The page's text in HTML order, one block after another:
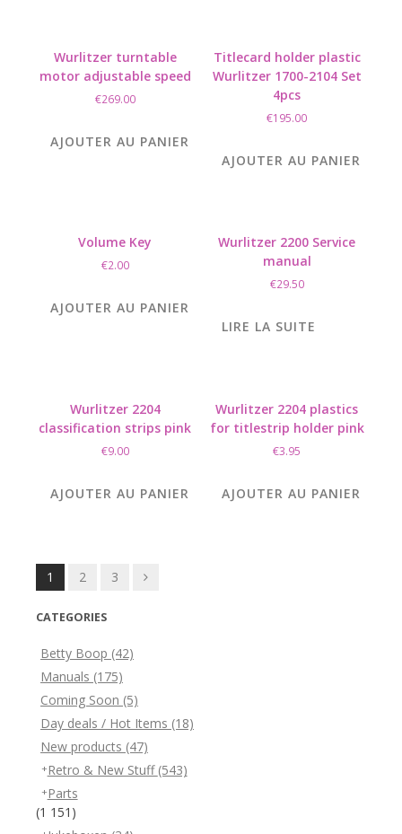
Wurlitzer turntable
motor adjustable speed
€269.00
AJOUTER AU PANIER
Titlecard holder plastic
Wurlitzer 1700-2104 Set
4pcs
€195.00
AJOUTER AU PANIER
Volume Key
€2.00
AJOUTER AU PANIER
Wurlitzer 2200 Service
manual
€29.50
LIRE LA SUITE
Wurlitzer 2204
classification strips pink
€9.00
AJOUTER AU PANIER
Wurlitzer 2204 plastics
for titlestrip holder pink
€3.95
AJOUTER AU PANIER
Posts
navigation
1 2 3
CATEGORIES
Betty Boop (42)
Manuals (175)
Coming Soon (5)
Day deals / Hot Items (18)
New products (47)
Retro & New Stuff (543)
Parts
(1 151)